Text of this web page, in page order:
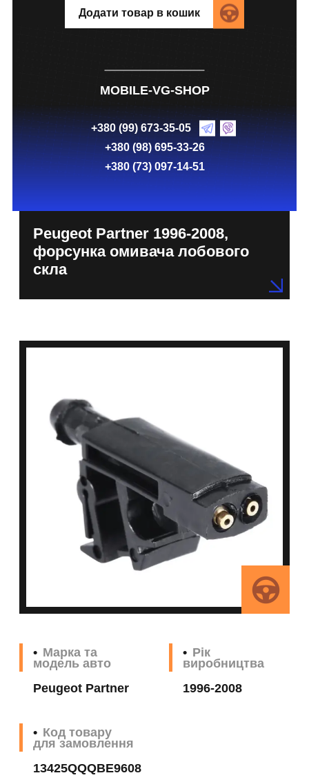
Додати товар в кошик
MOBILE-VG-SHOP
+380 (99) 673-35-05
+380 (98) 695-33-26
+380 (73) 097-14-51
Peugeot Partner 1996-2008,
форсунка омивача лобового
скла
Марка та
модель авто
Peugeot Partner
Рік
виробництва
1996-2008
Код товару
для замовлення
13425QQQBE9608